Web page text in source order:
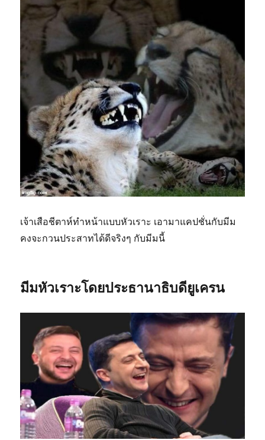
เจ้าเสือชีตาห์ทำหน้าแบบหัวเราะ เอามาแคปชั่นกับมีม
คงจะกวนประสาทได้ดีจริงๆ กับมีมนี้
มีมหัวเราะโดยประธานาธิบดียูเครน